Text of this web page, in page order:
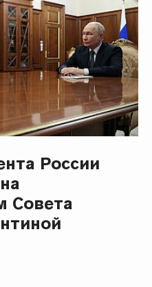
России
Совета